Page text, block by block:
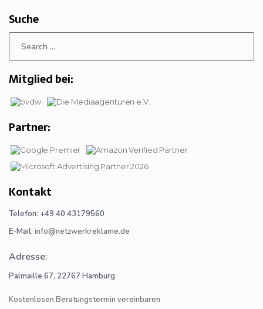
Suche
Mitglied bei:
Partner:
Kontakt
Telefon: +49 40 43179560
E-Mail: info@netzwerkreklame.de
Adresse:
Palmaille 67, 22767 Hamburg
Kostenlosen Beratungstermin vereinbaren